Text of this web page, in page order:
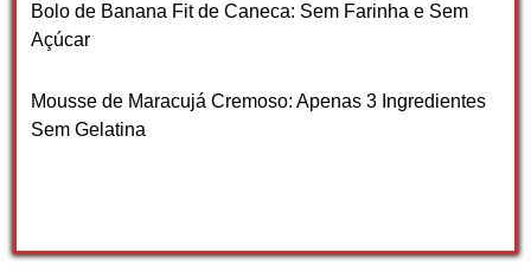
Bolo de Banana Fit de Caneca: Sem Farinha e Sem
Açúcar
Mousse de Maracujá Cremoso: Apenas 3 Ingredientes
Sem Gelatina